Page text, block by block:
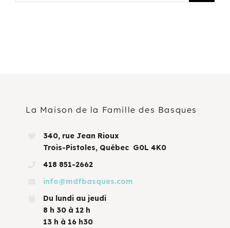
La Maison de la Famille des Basques
340, rue Jean Rioux
Trois-Pistoles, Québec G0L 4K0
418 851-2662
info@mdfbasques.com
Du lundi au jeudi
8 h 30 à 12 h
13 h à 16 h30